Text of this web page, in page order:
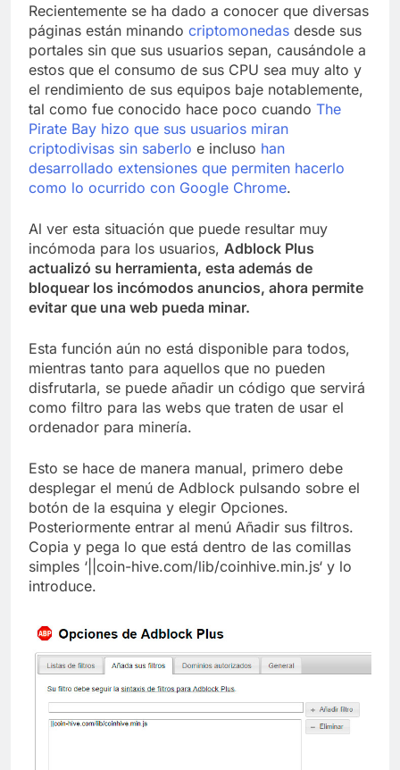
Recientemente se ha dado a conocer que diversas
páginas están minando criptomonedas desde sus
portales sin que sus usuarios sepan, causándole a
estos que el consumo de sus CPU sea muy alto y
el rendimiento de sus equipos baje notablemente,
tal como fue conocido hace poco cuando The
Pirate Bay hizo que sus usuarios miran
criptodivisas sin saberlo e incluso han
desarrollado extensiones que permiten hacerlo
como lo ocurrido con Google Chrome.
Al ver esta situación que puede resultar muy
incómoda para los usuarios, Adblock Plus
actualizó su herramienta, esta además de
bloquear los incómodos anuncios, ahora permite
evitar que una web pueda minar.
Esta función aún no está disponible para todos,
mientras tanto para aquellos que no pueden
disfrutarla, se puede añadir un código que servirá
como filtro para las webs que traten de usar el
ordenador para minería.
Esto se hace de manera manual, primero debe
desplegar el menú de Adblock pulsando sobre el
botón de la esquina y elegir Opciones.
Posteriormente entrar al menú Añadir sus filtros.
Copia y pega lo que está dentro de las comillas
simples ‘||coin-hive.com/lib/coinhive.min.js‘ y lo
introduce.